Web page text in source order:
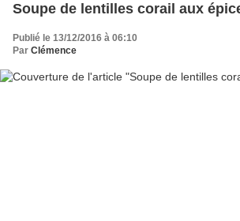
Soupe de lentilles corail aux
Publié le 13/12/2016 à 06:10
Par Clémence